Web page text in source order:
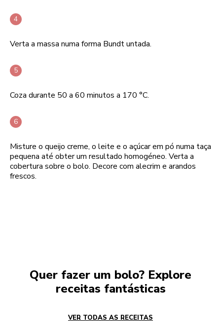
Verta a massa numa forma Bundt untada.
Coza durante 50 a 60 minutos a 170 °C.
Misture o queijo creme, o leite e o açúcar em pó numa taça
pequena até obter um resultado homogéneo. Verta a
cobertura sobre o bolo. Decore com alecrim e arandos
frescos.
Quer fazer um bolo? Explore
receitas fantásticas
VER TODAS AS RECEITAS